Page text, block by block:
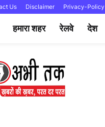
Us Disclaimer Privacy-Policy
हमारा शहर रेलवे देश